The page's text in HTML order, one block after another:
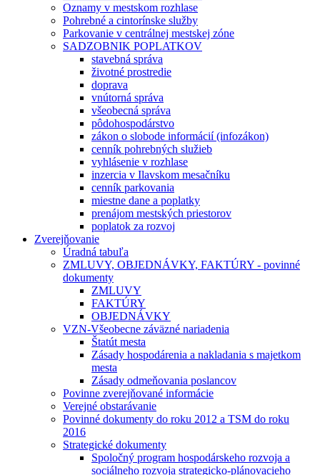
Oznamy v mestskom rozhlase
Pohrebné a cintorínske služby
Parkovanie v centrálnej mestskej zóne
SADZOBNIK POPLATKOV
stavebná správa
životné prostredie
doprava
vnútorná správa
všeobecná správa
pôdohospodárstvo
zákon o slobode informácií (infozákon)
cenník pohrebných služieb
vyhlásenie v rozhlase
inzercia v Ilavskom mesačníku
cenník parkovania
miestne dane a poplatky
prenájom mestských priestorov
poplatok za rozvoj
Zverejňovanie
Úradná tabuľa
ZMLUVY, OBJEDNÁVKY, FAKTÚRY - povinné
dokumenty
ZMLUVY
FAKTÚRY
OBJEDNÁVKY
VZN-Všeobecne záväzné nariadenia
Štatút mesta
Zásady hospodárenia a nakladania s majetkom
mesta
Zásady odmeňovania poslancov
Povinne zverejňované informácie
Verejné obstarávanie
Povinné dokumenty do roku 2012 a TSM do roku
2016
Strategické dokumenty
Spoločný program hospodárskeho rozvoja a
sociálneho rozvoja strategicko-plánovacieho